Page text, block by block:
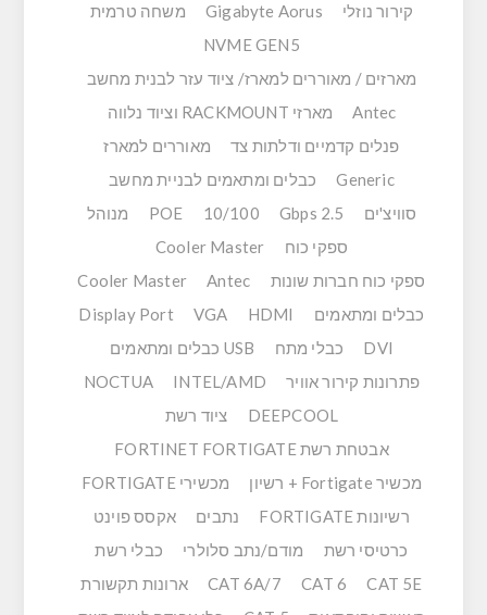
קירור נוזלי
Gigabyte Aorus
משחה טרמית
NVME GEN5
מארזים / מאוררים למארז/ ציוד עזר לבנית מחשב
Antec
מארזי RACKMOUNT וציוד נלווה
פנלים קדמיים ודלתות צד
מאוררים למארז
Generic
כבלים ומתאמים לבניית מחשב
סוויצ'ים
2.5 Gbps
10/100
POE
מנוהל
ספקי כוח
Cooler Master
ספקי כוח חברות שונות
Antec
Cooler Master
כבלים ומתאמים
HDMI
VGA
Display Port
DVI
כבלי מתח
USB כבלים ומתאמים
פתרונות קירור אוויר
INTEL/AMD
NOCTUA
DEEPCOOL
ציוד רשת
אבטחת רשת FORTINET FORTIGATE
מכשיר Fortigate + רשיון
מכשירי FORTIGATE
רשיונות FORTIGATE
נתבים
אקסס פוינט
כרטיסי רשת
מודם/נתב סלולרי
כבלי רשת
CAT 5E
CAT 6
CAT 6A/7
ארונות תקשורת